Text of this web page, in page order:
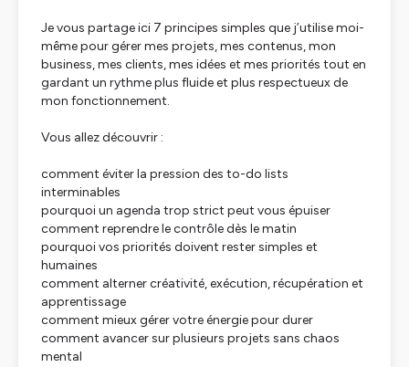
Je vous partage ici 7 principes simples que j’utilise moi-
même pour gérer mes projets, mes contenus, mon
business, mes clients, mes idées et mes priorités tout en
gardant un rythme plus fluide et plus respectueux de
mon fonctionnement.
Vous allez découvrir :
comment éviter la pression des to-do lists
interminables
pourquoi un agenda trop strict peut vous épuiser
comment reprendre le contrôle dès le matin
pourquoi vos priorités doivent rester simples et
humaines
comment alterner créativité, exécution, récupération et
apprentissage
comment mieux gérer votre énergie pour durer
comment avancer sur plusieurs projets sans chaos
mental